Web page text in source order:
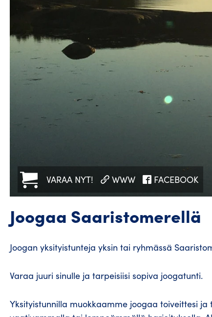
VARAA NYT! WWW FACEBOOK
Joogaa Saaristomerellä
Joogan yksityistunteja yksin tai ryhmässä
Varaa juuri sinulle ja tarpeisiisi sopiva joogatunti.
Yksityistunnilla muokkaamme joogaa toiveittesi